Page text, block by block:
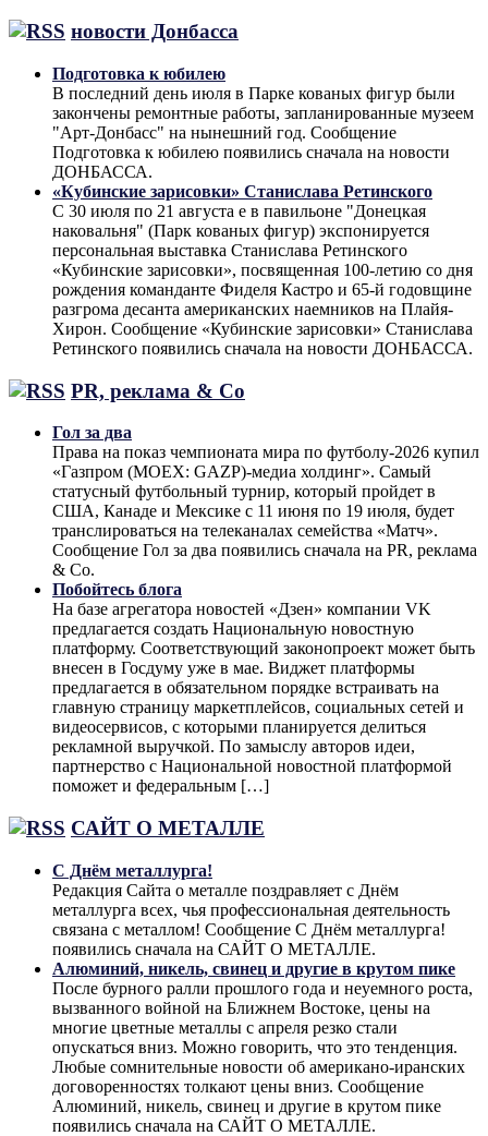
новости Донбасса
Подготовка к юбилею
В последний день июля в Парке кованых фигур были
закончены ремонтные работы, запланированные музеем
"Арт-Донбасс" на нынешний год. Сообщение
Подготовка к юбилею появились сначала на новости
ДОНБАССА.
«Кубинские зарисовки» Станислава Ретинского
С 30 июля по 21 августа е в павильоне "Донецкая
наковальня" (Парк кованых фигур) экспонируется
персональная выставка Станислава Ретинского
«Кубинские зарисовки», посвященная 100-летию со дня
рождения команданте Фиделя Кастро и 65-й годовщине
разгрома десанта американских наемников на Плайя-
Хирон. Сообщение «Кубинские зарисовки» Станислава
Ретинского появились сначала на новости ДОНБАССА.
PR, реклама & Co
Гол за два
Права на показ чемпионата мира по футболу-2026 купил
«Газпром (MOEX: GAZP)-медиа холдинг». Самый
статусный футбольный турнир, который пройдет в
США, Канаде и Мексике с 11 июня по 19 июля, будет
транслироваться на телеканалах семейства «Матч».
Сообщение Гол за два появились сначала на PR, реклама
& Co.
Побойтесь блога
На базе агрегатора новостей «Дзен» компании VK
предлагается создать Национальную новостную
платформу. Соответствующий законопроект может быть
внесен в Госдуму уже в мае. Виджет платформы
предлагается в обязательном порядке встраивать на
главную страницу маркетплейсов, социальных сетей и
видеосервисов, с которыми планируется делиться
рекламной выручкой. По замыслу авторов идеи,
партнерство с Национальной новостной платформой
поможет и федеральным […]
САЙТ О МЕТАЛЛЕ
С Днём металлурга!
Редакция Сайта о металле поздравляет с Днём
металлурга всех, чья профессиональная деятельность
связана с металлом! Сообщение С Днём металлурга!
появились сначала на САЙТ О МЕТАЛЛЕ.
Алюминий, никель, свинец и другие в крутом пике
После бурного ралли прошлого года и неуемного роста,
вызванного войной на Ближнем Востоке, цены на
многие цветные металлы с апреля резко стали
опускаться вниз. Можно говорить, что это тенденция.
Любые сомнительные новости об американо-иранских
договоренностях толкают цены вниз. Сообщение
Алюминий, никель, свинец и другие в крутом пике
появились сначала на САЙТ О МЕТАЛЛЕ.